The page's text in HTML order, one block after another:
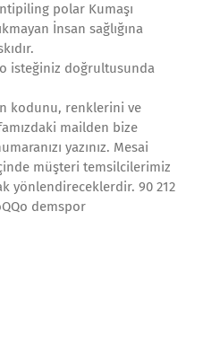
polar Kumaşı
İnsan sağlığına
isteğiniz doğrultusunda
kodunu, renklerini ve
mailden bize
yazınız. Mesai
müşteri temsilcilerimiz
yönlendireceklerdir. 90 212
demspor